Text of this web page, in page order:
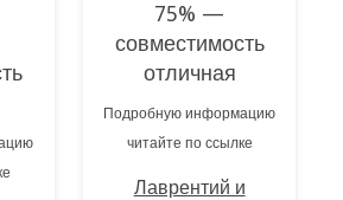
75% —
совместимость
отличная
Подробную информацию
читайте по ссылке
Лаврентий и